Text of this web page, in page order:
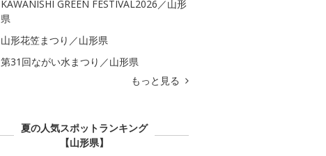
KAWANISHI GREEN FESTIVAL2026／山形
県
山形花笠まつり／山形県
第31回ながい水まつり／山形県
もっと見る
夏の人気スポットランキング
【山形県】